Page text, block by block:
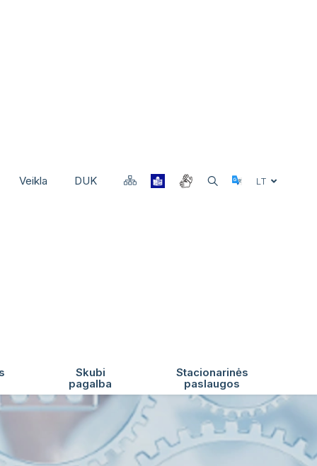
Veikla DUK Select
LT
Skubi
pagalba
Stacionarinės
paslaugos